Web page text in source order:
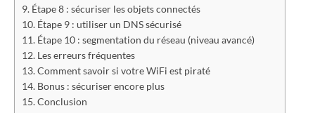
Étape 8 : sécuriser les objets connectés
Étape 9 : utiliser un DNS sécurisé
Étape 10 : segmentation du réseau (niveau avancé)
Les erreurs fréquentes
Comment savoir si votre WiFi est piraté
Bonus : sécuriser encore plus
Conclusion